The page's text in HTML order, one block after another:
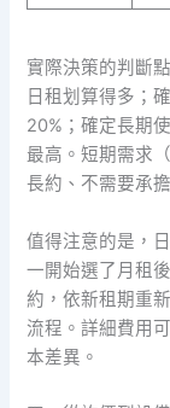
實際決策的判斷
日租划算得多；
20%；確定長期
最高。短期需求
長約、不需要承
值得注意的是，
一開始選了月租
約，依新租期重
流程。詳細費用
本差異。